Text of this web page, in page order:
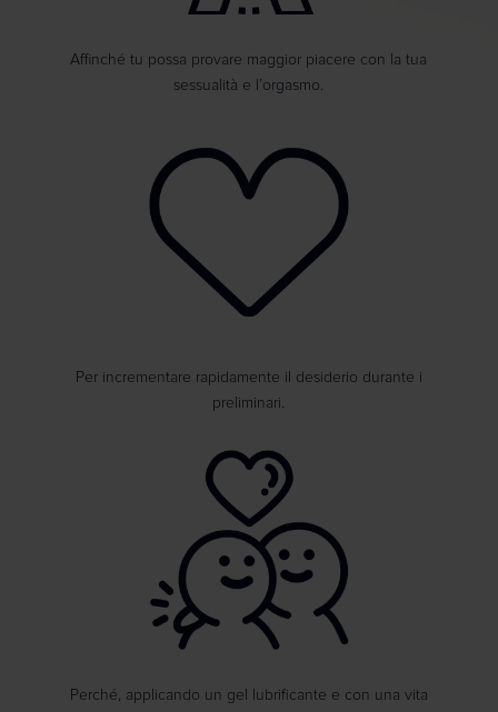
Affinché tu possa provare maggior piacere con la tua
sessualità e l’orgasmo.
Per incrementare rapidamente il desiderio durante i
preliminari.
Perché, applicando un gel lubrificante e con una vita